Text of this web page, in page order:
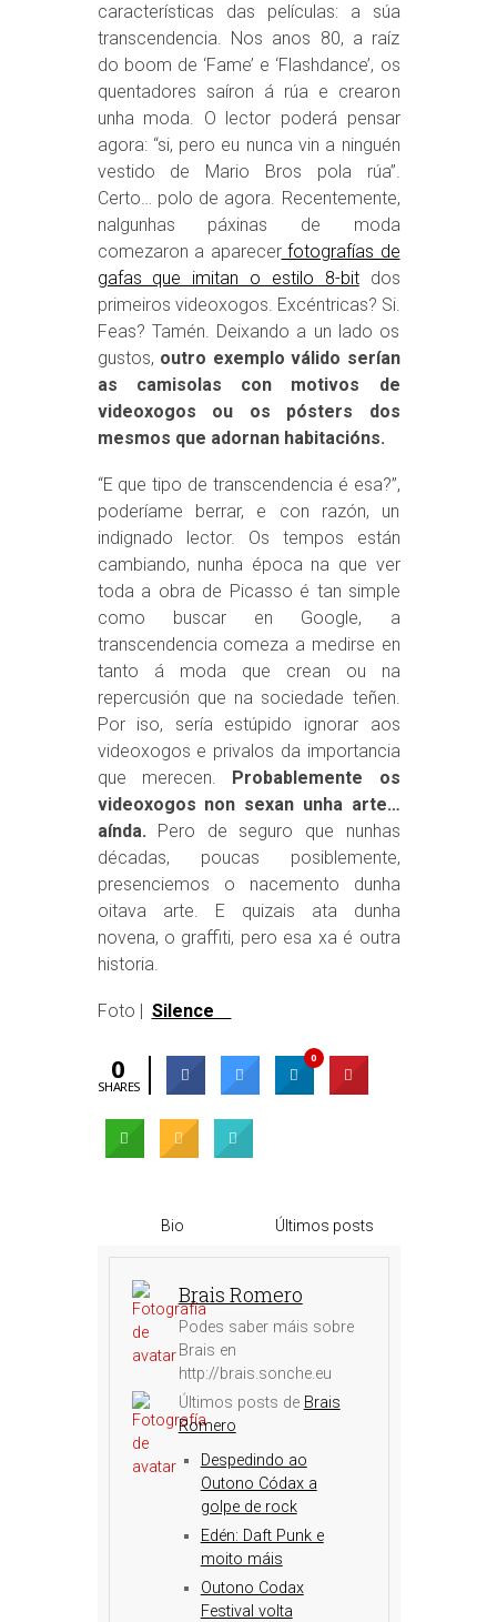
características das películas: a súa
transcendencia. Nos anos 80, a raíz
do boom de ‘Fame’ e ‘Flashdance’, os
quentadores saíron á rúa e crearon
unha moda. O lector poderá pensar
agora: “si, pero eu nunca vin a ninguén
vestido de Mario Bros pola rúa”.
Certo… polo de agora. Recentemente,
nalgunhas páxinas de moda
comezaron a aparecerfotografías de
gafas que imitan o estilo 8-bitdos
primeiros videoxogos. Excéntricas? Si.
Feas? Tamén. Deixando a un lado os
gustos, outro exemplo válido serían
as camisolas con motivos de
videoxogos ou os pósters dos
mesmos que adornan habitacións.
“E que tipo de transcendencia é esa?”,
poderíame berrar, e con razón, un
indignado lector. Os tempos están
cambiando, nunha época na que ver
toda a obra de Picasso é tan simple
como buscar en Google, a
transcendencia comeza a medirse en
tanto á moda que crean ou na
repercusión que na sociedade teñen.
Por iso, sería estúpido ignorar aos
videoxogos e privalos da importancia
que merecen. Probablemente os
videoxogos non sexan unha arte…
aínda. Pero de seguro que nunhas
décadas, poucas posiblemente,
presenciemos o nacemento dunha
oitava arte. E quizais ata dunha
novena, o graffiti, pero esa xa é outra
historia.
Foto | Silence
0
SHARES
0
Bio Últimos posts
Brais Romero
Podes saber máis sobre
Brais en
http://brais.sonche.eu
Últimos posts de Brais
Romero
Despedindo ao
Outono Códax a
golpe de rock
Edén: Daft Punk e
moito máis
Outono Codax
Festival volta